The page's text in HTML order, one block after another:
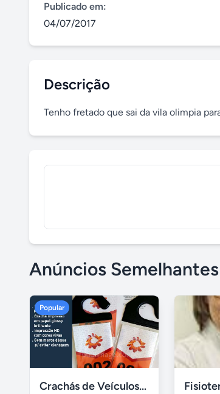
Publicado em:
04/07/2017
Descrição
Tenho fretado que sai da vila olimpia
Anúncios Semelhantes
Popular
Crachás de Veículos: Numerados e Personalizados